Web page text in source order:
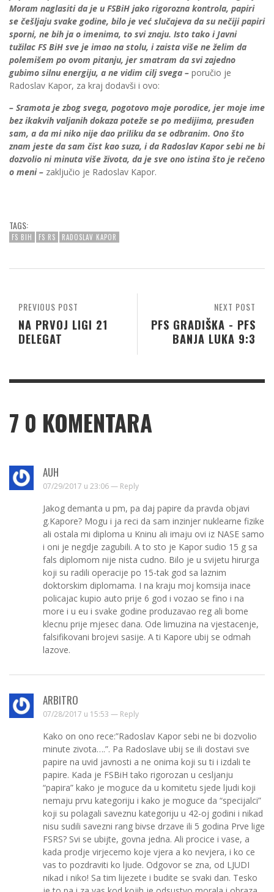
Moram naglasiti da je u FSBiH jako rigorozna kontrola, papiri
se češljaju svake godine, bilo je već slučajeva da su nečiji papiri
sporni, ne bih ja o imenima, to svi znaju. Isto tako i Javni
tužilac FS BiH sve je imao na stolu, i zaista više ne želim da
polemišem po ovom pitanju, jer smatram da svi zajedno
gubimo silnu energiju, a ne vidim cilj svega – poručio je
Radoslav Kapor, za kraj dodavši i ovo:
– Sramota je zbog svega, pogotovo moje porodice, jer moje ime
bez ikakvih valjanih dokaza poteže se po medijima, presuđen
sam, a da mi niko nije dao priliku da se odbranim. Ono što
znam jeste da sam čist kao suza, i da Radoslav Kapor sebi ne bi
dozvolio ni minuta više života, da je sve ono istina što je rečeno
o meni – zaključio je Radoslav Kapor.
TAGS:
FS BIH FS RS RADOSLAV KAPOR
NEXT POST
PFS GRADIŠKA - PFS
BANJA LUKA 9:3
PREVIOUS POST
NA PRVOJ LIGI 21
DELEGAT
7 0 KOMENTARA
AUH
07/29/2017 u 23:06 — Reply
Jakog demanta u pm, pa daj papire da pravda objavi
g.Kapore? Mogu i ja reci da sam inzinjer nuklearne fizike
ali ostala mi diploma u Kninu ali imaju ovi iz NASE samo
i oni je negdje zagubili. A to sto je Kapor sudio 15 g sa
fals diplomom nije nista cudno. Bilo je u svijetu hirurga
koji su radili operacije po 15-tak god sa laznim
doktorskim diplomama. I na kraju moj komsija inace
policajac kupio auto prije 6 god i vozao se fino i na
more i u eu i svake godine produzavao reg ali bome
klecnu prije mjesec dana. Ode limuzina na vjestacenje,
falsifikovani brojevi sasije. A ti Kapore ubij se odmah
lazove.
ARBITRO
07/28/2017 u 15:53 — Reply
Kako on ono rece:”Radoslav Kapor sebi ne bi dozvolio
minute zivota….”. Pa Radoslave ubij se ili dostavi sve
papire na uvid javnosti a ne onima koji su ti i izdali te
papire. Kada je FSBiH tako rigorozan u cesljanju
“papira” kako je moguce da u komitetu sjede ljudi koji
nemaju prvu kategoriju i kako je moguce da “specijalci”
koji su polagali saveznu kategoriju u 42-oj godini i nikad
nisu sudili savezni rang bivse drzave ili 5 godina Prve lige
FSRS? Svi se ubijte, govna jedna. Ali procice i vase, a
kada prodje virjecemo koje vjera a ko nevjera, i ko ce
vas to pozdraviti ko ljude. Odgovor se zna, od LJUDI
nikad i niko! Sa tim lijezete i budite se svaki dan. Tesko